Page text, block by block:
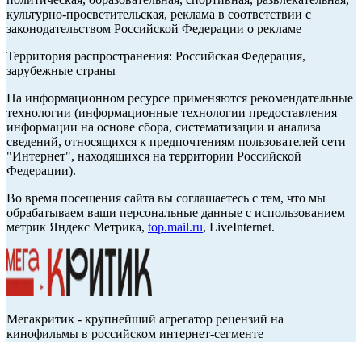
культурно-просветительская, реклама в соответствии с
законодательством Российской Федерации о рекламе
Территория распространения: Российская Федерация,
зарубежные страны
На информационном ресурсе применяются рекомендательные
технологии (информационные технологии предоставления
информации на основе сбора, систематизации и анализа
сведений, относящихся к предпочтениям пользователей сети
"Интернет", находящихся на территории Российской
Федерации).
Во время посещения сайта вы соглашаетесь с тем, что мы
обрабатываем ваши персональные данные с использованием
метрик Яндекс Метрика, top.mail.ru, LiveInternet.
Мегакритик - крупнейший агрегатор рецензий на
кинофильмы в российском интернет-сегменте